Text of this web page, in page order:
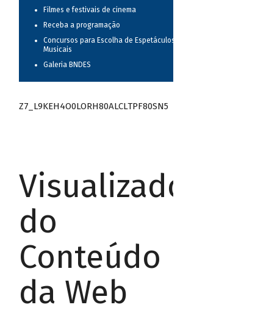
Filmes e festivais de cinema
Receba a programação
Concursos para Escolha de Espetáculos
Musicais
Galeria BNDES
Z7_L9KEH4O0LORH80ALCLTPF80SN5
Visualizador
do
Conteúdo
da Web